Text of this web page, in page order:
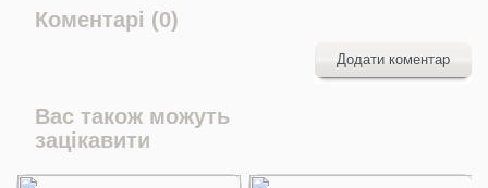
Коментарі (0)
Додати коментар
Вас також можуть
зацікавити